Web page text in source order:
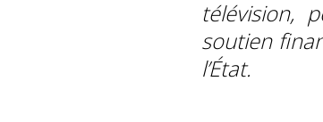
télévision,
soutien
l’État.